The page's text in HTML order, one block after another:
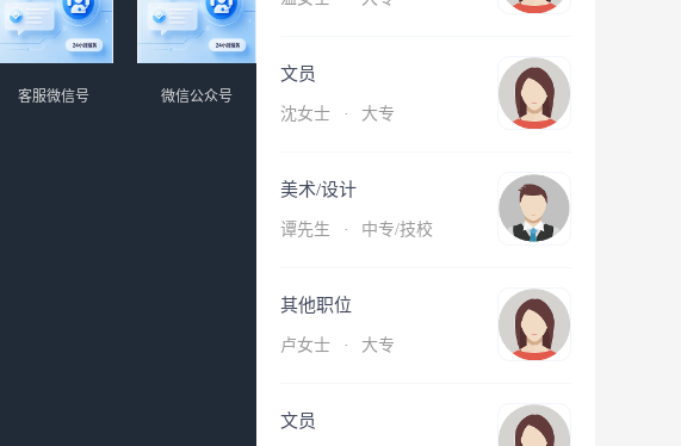
文员
沈女士 · 大专
美术/设计
谭先生 · 中专/技校
其他职位
卢女士 · 大专
文员
微信公众号
客服微信号